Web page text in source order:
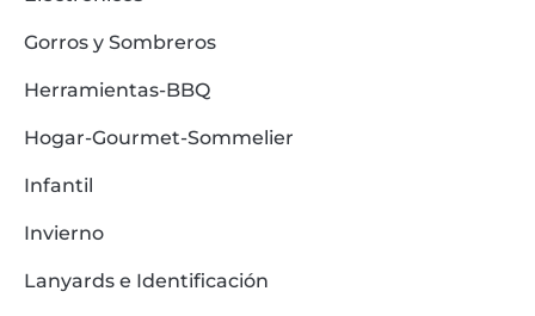
Gorros y Sombreros
Herramientas-BBQ
Hogar-Gourmet-Sommelier
Infantil
Invierno
Lanyards e Identificación